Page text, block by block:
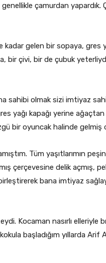
genellikle çamurdan
kadar gelen bir sopaya, gres
bir çivi, bir de çubuk
sahibi olmak sizi imtiyaz
yağı kapağı yerine
bir oyuncak halinde gelmiş
Tüm yaşıtlarımın
çerçevesine delik açmış,
bana imtiyaz
Kocaman nasırlı elleriyle
başladığım yıllarda